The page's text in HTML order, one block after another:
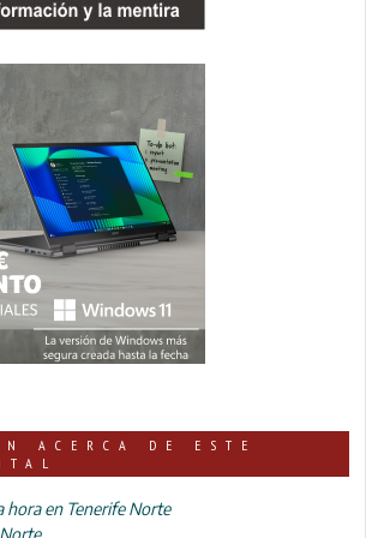
ACERCA DE ESTE
hora en Tenerife Norte